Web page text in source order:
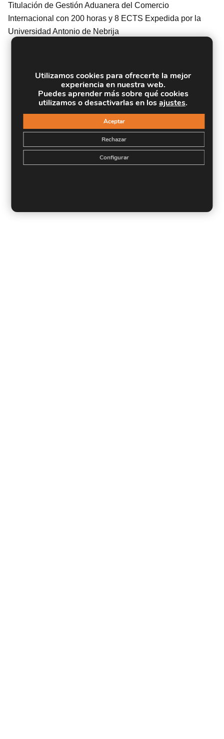
Titulación de Gestión Aduanera del Comercio
Internacional con 200 horas y 8 ECTS Expedida por la
Universidad Antonio de Nebrija
Utilizamos cookies para ofrecerte la mejor
experiencia en nuestra web.
Puedes aprender más sobre qué cookies
utilizamos o desactivarlas en losajustes.
Aceptar
Rechazar
Configurar